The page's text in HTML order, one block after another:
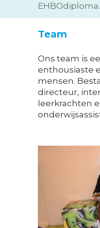
EHBOdiploma.
Team
Ons team is
enthousiaste
mensen.
directeur,
leerkrachten